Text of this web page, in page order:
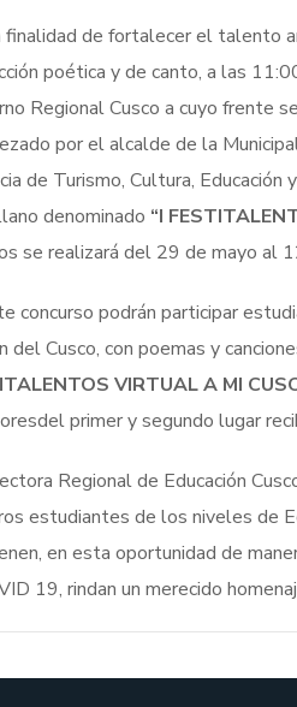
finalidad de fortalecer el talento
poética y de canto, a las
Regional Cusco a cuyo frente
por el alcalde de la
de Turismo, Cultura,
denominado “I
se realizará del 29 de mayo al
concurso podrán participar
del Cusco, con poemas y
VIRTUAL A MI
primer y segundo lugar
Regional de Educación
estudiantes de los niveles de
en esta oportunidad de
19, rindan un merecido